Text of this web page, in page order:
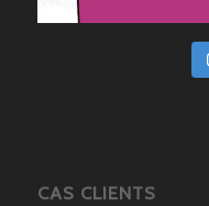
CAS CLIENTS